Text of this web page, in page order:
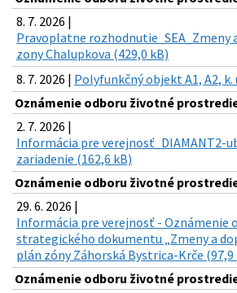
8. 7. 2026 |
Pravoplatne rozhodnutie_SEA_Zmeny
zony Chalupkova (429,0 kB)
8. 7. 2026 | Polyfunkčný objekt A1, A2, k.
Oznámenie odboru životné
2. 7. 2026 |
Informácia pre verejnosť_DIAMANT2-
zariadenie (162,6 kB)
Oznámenie odboru životné
29. 6. 2026 |
Informácia pre verejnosť - Oznámenie
strategického dokumentu „Zmeny a
plán zóny Záhorská Bystrica-Krče (97,9
Oznámenie odboru životné